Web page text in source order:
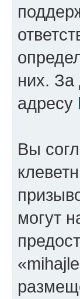
них.
адресу
Вы
могут